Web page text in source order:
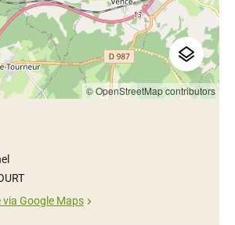
© OpenStreetMap contributors
Google Maps